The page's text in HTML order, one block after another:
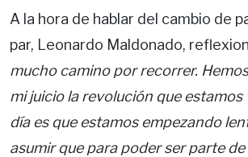
A la hora de hablar del cambio de
par, Leonardo Maldonado,
mucho camino por recorrer.
mi juicio la revolución que
día es que estamos empezando
asumir que para poder ser parte